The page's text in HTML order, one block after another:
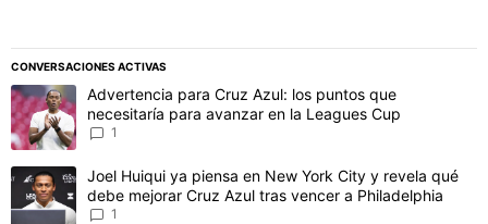
CONVERSACIONES ACTIVAS
Este listado muestra los artículos con más comentarios en los
Un artículo de tendencia con el título "Advertencia para Cruz
Advertencia para Cruz Azul: los puntos que
necesitaría para avanzar en la Leagues Cup
1
Un artículo de tendencia con el título "Joel Huiqui ya piensa en
Joel Huiqui ya piensa en New York City y revela qué
debe mejorar Cruz Azul tras vencer a Philadelphia
1